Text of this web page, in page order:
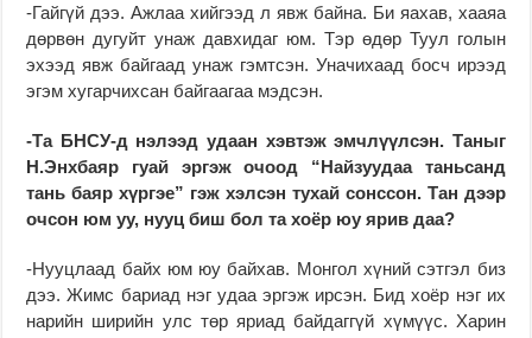
-Гайгүй дээ. Ажлаа хийгээд л явж байна. Би яахав, хааяа
дөрвөн дугуйт унаж давхидаг юм. Тэр өдөр Туул голын
эхээд явж байгаад унаж гэмтсэн. Уначихаад босч ирээд
эгэм хугарчихсан байгаагаа мэдсэн.
-Та БНСУ-д нэлээд удаан хэвтэж эмчлүүлсэн. Таныг
Н.Энхбаяр гуай эргэж очоод “Найзуудаа таньсанд
тань баяр хүргэе” гэж хэлсэн тухай сонссон. Тан дээр
очсон юм уу, нууц биш бол та хоёр юу ярив даа?
-Нууцлаад байх юм юу байхав. Монгол хүний сэтгэл биз
дээ. Жимс бариад нэг удаа эргэж ирсэн. Бид хоёр нэг их
нарийн ширийн улс төр яриад байдаггүй хүмүүс. Харин